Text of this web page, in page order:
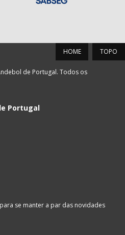
TOPO
HOME
de Portugal. Todos os
Portugal
se manter a par das novidades